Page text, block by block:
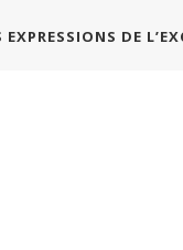
DE